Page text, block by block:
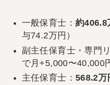
一般保育士： 約406.8
与74.2万円）
副主任保育士・専門
で月+5,000〜40,000
主任保育士： 568.2万